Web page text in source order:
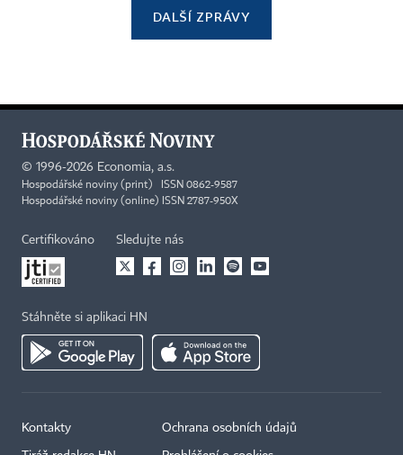
DALŠÍ ZPRÁVY
© 1996-2026 Economia, a.s.
Hospodářské noviny (print) ISSN 0862-9587
Hospodářské noviny (online) ISSN 2787-950X
Certifikováno Sledujte nás
Stáhněte si aplikaci HN
Kontakty Ochrana osobních údajů